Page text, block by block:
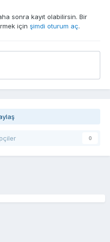
sonra kayıt olabilirsin. Bir
için şimdi oturum aç.
0